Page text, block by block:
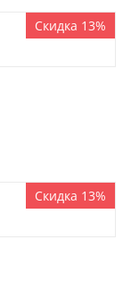
Скидка 13%
Скидка 13%